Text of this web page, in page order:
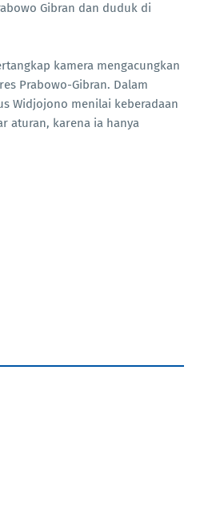
Gibran dan duduk di
kamera mengacungkan
Prabowo-Gibran. Dalam
Widjojono menilai keberadaan
aturan, karena ia hanya